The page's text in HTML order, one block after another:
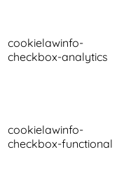
cookielawinfo-
checkbox-analytics
cookielawinfo-
checkbox-functional